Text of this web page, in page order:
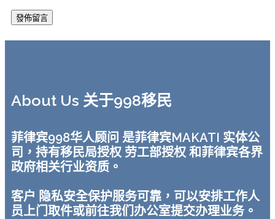
About Us 关于998移民
菲律宾998华人顾问 是菲律宾MAKATI 实体公
司，持有移民局授权 劳工部授权 和菲律宾各界
政府相关行业资质。
客户 隐私安全保护服务可靠，可以安排工作人
员上门取件或前往我们办公室提交办理业务。